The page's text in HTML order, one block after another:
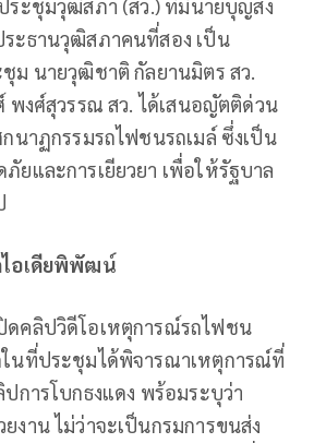
ระชุมวุฒิสภา (สว.) ที่มีนายบุญส่ง
ะธานวุฒิสภาคนที่สอง เป็น
ม นายวุฒิชาติ กัลยานมิตร สว.
พงศ์สุวรรณ สว. ได้เสนอญัตติด่วน
กนาฏกรรมรถไฟชนรถเมล์ ซึ่งเป็น
ยและการเยียวยา เพื่อให้รัฐบาล
อเดียพิพัฒน์
ดคลิปวิดีโอเหตุการณ์รถไฟชน
ในที่ประชุมได้พิจารณาเหตุการณ์ที่
ปการโบกธงแดง พร้อมระบุว่า
งาน ไม่ว่าจะเป็นกรมการขนส่ง